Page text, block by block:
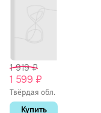
1 919 ₽
1 599 ₽
Твёрдая обл.
Купить